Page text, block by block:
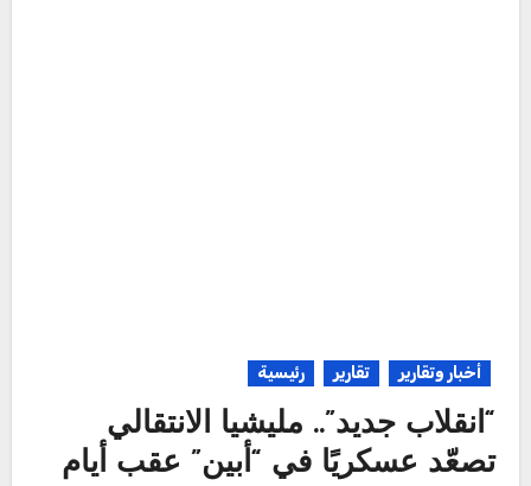
أخبار وتقارير تقارير رئيسية
“انقلاب جديد”.. مليشيا الانتقالي
تصعّد عسكريًا في “أبين” عقب أيام